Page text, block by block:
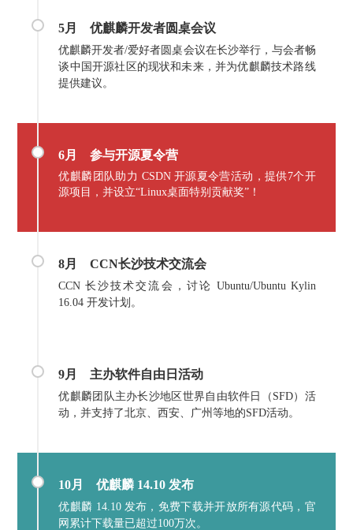
5月 优麒麟开发者圆桌会议
优麒麟开发者/爱好者圆桌会议在长沙举行，与会者畅
谈中国开源社区的现状和未来，并为优麒麟技术路线
提供建议。
6月 参与开源夏令营
优麒麟团队助力 CSDN 开源夏令营活动，提供7个开
源项目，并设立“Linux桌面特别贡献奖”！
8月 CCN长沙技术交流会
CCN 长沙技术交流会，讨论 Ubuntu/Ubuntu Kylin
16.04 开发计划。
9月 主办软件自由日活动
优麒麟团队主办长沙地区世界自由软件日（SFD）活
动，并支持了北京、西安、广州等地的SFD活动。
10月优麒麟 14.10 发布
优麒麟 14.10 发布，免费下载并开放所有源代码，官
网累计下载量已超过100万次。